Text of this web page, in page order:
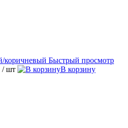
Быстрый просмотр
/ шт
В корзину